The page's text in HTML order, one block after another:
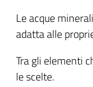
Le acque
adatta alle
Tra gli elementi
le scelte.